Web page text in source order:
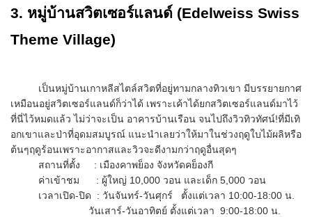
3. หมู่บ้านสวิตเซอร์แลนด์ (Edelweiss Swiss
Theme Village)
เป็นหมู่บ้านเกาหลีสไตล์สวิตที่อยู่ทามกลางทิวเขา มีบรรยายกาศ
เหมือนอยู่สวิตเซอร์แลนด์ก็ว่าได้ เพราะเค้าได้ยกสวิตเซอร์แลนด์มาไว้
ที่นี่ไว้หมดแล้ว ไม่ว่าจะเป็น อาคารบ้านเรือน จนไปถึงวิวทิวทัศน์!ที่มีเทิ
อกเขาและป่าที่อุดมสมบูรณ์ แนะนำเลยว่าให้มาในช่วงฤดูใบไม้ผลิหรือ
ต้นๆฤดูร้อนเพราะอากาสและวิวจะดีงามกว่าฤดูอื่นสุดๆ
สถานที่ตั้ง : เมืองคาพย็อง จังหวัดคย็องกี
ค่าเข้าชม : ผู้ใหญ่ 10,000 วอน และเด็ก 5,000 วอน
เวลาเปิด-ปิด : วันจันทร์-วันศุกร์ ตั้งแต่เวลา 10:00-18:00 น.
วันเสาร์-วันอาทิตย์ ตั้งแต่เวลา 9:00-18:00 น.